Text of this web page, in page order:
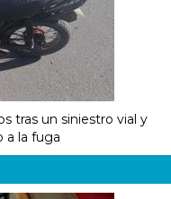
tras un siniestro vial y
a la fuga